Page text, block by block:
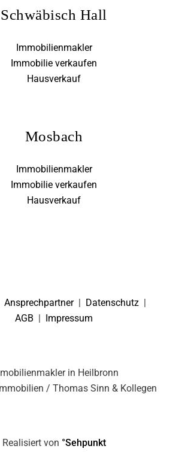
Schwäbisch Hall
Immobilienmakler
Immobilie verkaufen
Hausverkauf
Mosbach
Immobilienmakler
Immobilie verkaufen
Hausverkauf
Ansprechpartner| Datenschutz
AGB
Impressum
in Heilbronn
/ Thomas Sinn & Kollegen
Realisiert von °Sehpunkt